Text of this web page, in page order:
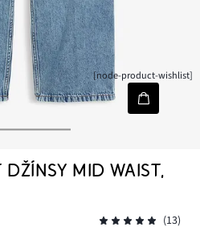
[node-product-wishlist]
DŽÍNSY MID WAIST,
(13)